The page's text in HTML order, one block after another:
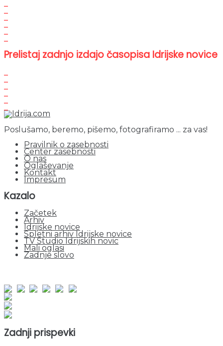
Prelistaj zadnjo izdajo časopisa Idrijske novice
Poslušamo, beremo, pišemo, fotografiramo ... za vas!
Pravilnik o zasebnosti
Center zasebnosti
O nas
Oglaševanje
Kontakt
Impresum
Kazalo
Začetek
Arhiv
Idrijske novice
Spletni arhiv Idrijske novice
TV Studio Idrijskih novic
Mali oglasi
Zadnje slovo
Zadnji prispevki